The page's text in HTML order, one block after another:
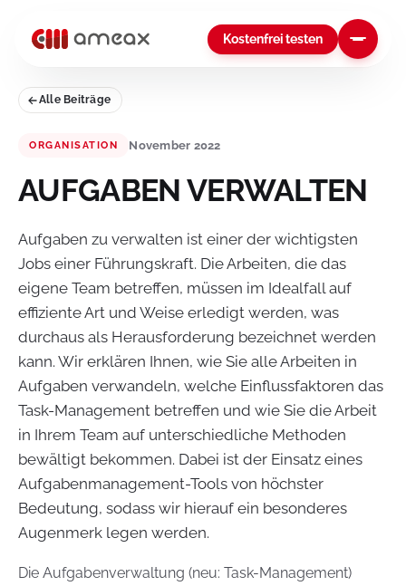
Kostenfrei testen
Alle Beiträge
ORGANISATION November 2022
AUFGABEN VERWALTEN
Aufgaben zu verwalten ist einer der wichtigsten
Jobs einer Führungskraft. Die Arbeiten, die das
eigene Team betreffen, müssen im Idealfall auf
effiziente Art und Weise erledigt werden, was
durchaus als Herausforderung bezeichnet werden
kann. Wir erklären Ihnen, wie Sie alle Arbeiten in
Aufgaben verwandeln, welche Einflussfaktoren das
Task-Management betreffen und wie Sie die Arbeit
in Ihrem Team auf unterschiedliche Methoden
bewältigt bekommen. Dabei ist der Einsatz eines
Aufgabenmanagement-Tools von höchster
Bedeutung, sodass wir hierauf ein besonderes
Augenmerk legen werden.
Die Aufgabenverwaltung (neu: Task-Management)